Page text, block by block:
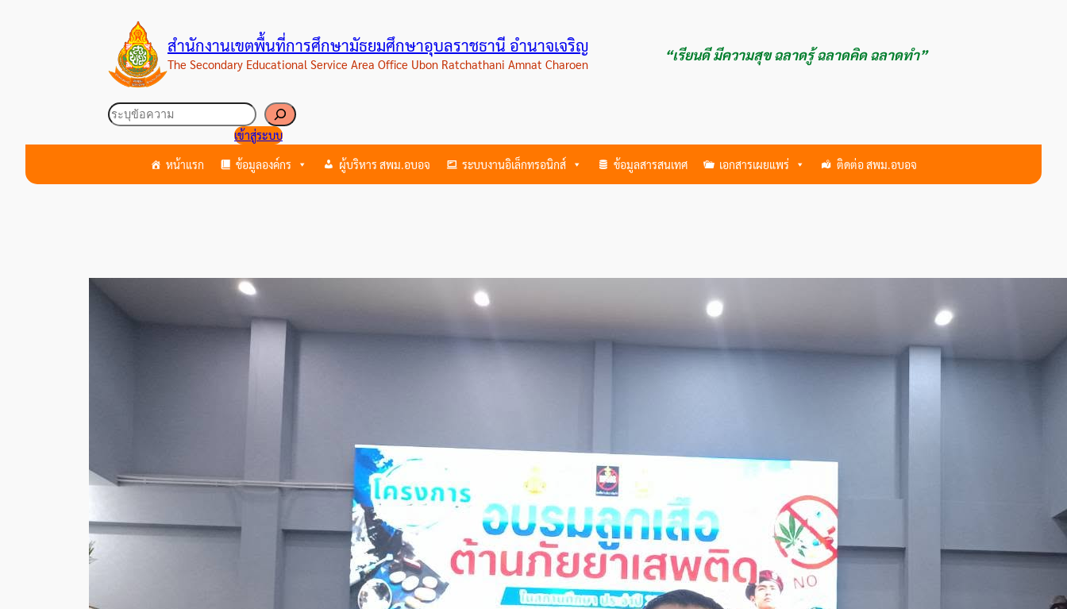
สำนักงานเขตพื้นที่การศึกษามัธยมศึกษาอุบลราชธานี อำนาจเจริญ
The Secondary Educational Service Area Office Ubon Ratchathani Amnat Charoen
“เรียนดี มีความสุข ฉลาดรู้ ฉลาดคิด ฉลาดทำ”
ค้นหา
เข้าสู่ระบบ
หน้าแรก ข้อมูลองค์กร ผู้บริหาร สพม.อบอจ ระบบงานอิเล็กทรอนิกส์ ข้อมูลสารสนเทศ เอกสารเผยแพร่ ติดต่อ สพม.อบอจ